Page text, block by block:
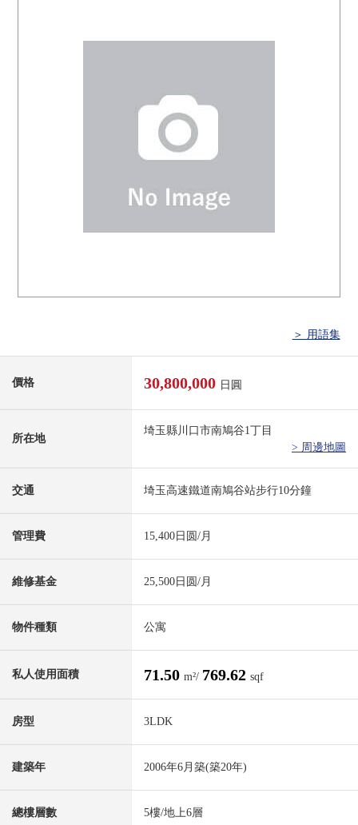
＞ 用語集
價格 30,800,000 日圓
所在地
埼玉縣川口市南鳩谷1丁目
> 周邊地圖
交通 埼玉高速鐵道南鳩谷站步行10分鐘
管理費 15,400日圆/月
維修基金 25,500日圆/月
物件種類 公寓
私人使用面積 71.50 m²/ 769.62 sqf
房型 3LDK
建築年 2006年6月築(築20年)
總樓層數 5樓/地上6層